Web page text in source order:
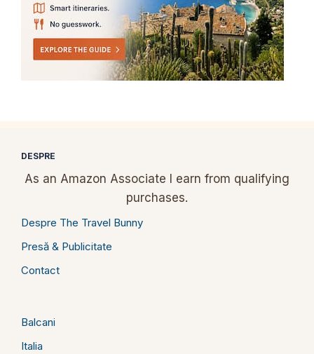
DESPRE
As an Amazon Associate I earn from qualifying
purchases.
Despre The Travel Bunny
Presă & Publicitate
Contact
Balcani
Italia